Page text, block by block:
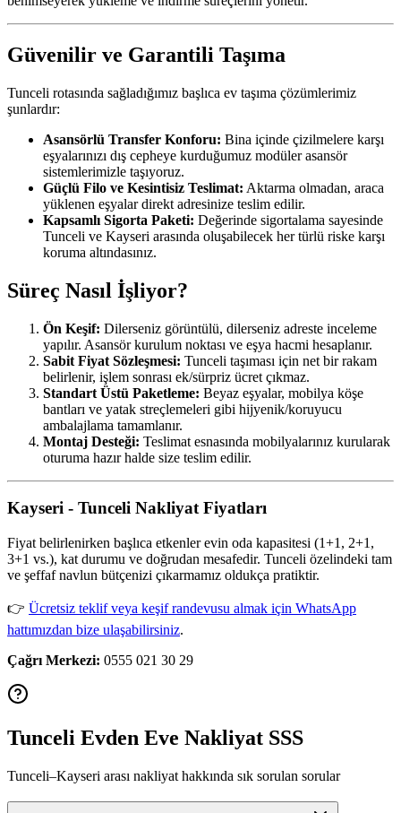
Güvenilir ve Garantili Taşıma
Tunceli rotasında sağladığımız başlıca ev taşıma çözümlerimiz
şunlardır:
Asansörlü Transfer Konforu: Bina içinde çizilmelere karşı
eşyalarınızı dış cepheye kurduğumuz modüler asansör
sistemlerimizle taşıyoruz.
Güçlü Filo ve Kesintisiz Teslimat: Aktarma olmadan, araca
yüklenen eşyalar direkt adresinize teslim edilir.
Kapsamlı Sigorta Paketi: Değerinde sigortalama sayesinde
Tunceli ve Kayseri arasında oluşabilecek her türlü riske karşı
koruma altındasınız.
Süreç Nasıl İşliyor?
Ön Keşif: Dilerseniz görüntülü, dilerseniz adreste inceleme
yapılır. Asansör kurulum noktası ve eşya hacmi hesaplanır.
Sabit Fiyat Sözleşmesi: Tunceli taşıması için net bir rakam
belirlenir, işlem sonrası ek/sürpriz ücret çıkmaz.
Standart Üstü Paketleme: Beyaz eşyalar, mobilya köşe
bantları ve yatak streçlemeleri gibi hijyenik/koruyucu
ambalajlama tamamlanır.
Montaj Desteği: Teslimat esnasında mobilyalarınız kurularak
oturuma hazır halde size teslim edilir.
Kayseri - Tunceli Nakliyat Fiyatları
Fiyat belirlenirken başlıca etkenler evin oda kapasitesi (1+1, 2+1,
3+1 vs.), kat durumu ve doğrudan mesafedir. Tunceli özelindeki tam
ve şeffaf navlun bütçenizi çıkarmamız oldukça pratiktir.
👉 Ücretsiz teklif veya keşif randevusu almak için WhatsApp
hattımızdan bize ulaşabilirsiniz.
Çağrı Merkezi: 0555 021 30 29
Tunceli Evden Eve Nakliyat SSS
Tunceli–Kayseri arası nakliyat hakkında sık sorulan sorular